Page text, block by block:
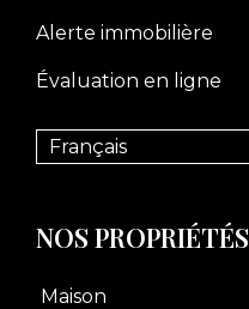
Alerte immobilière
Évaluation en ligne
Français
NOS PROPRIÉTÉS
Maison